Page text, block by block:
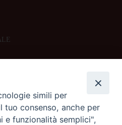
simili per
tuo consenso, anche per
e funzionalità semplici",